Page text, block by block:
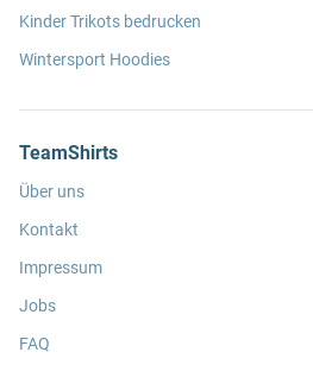
Kinder Trikots bedrucken
Wintersport Hoodies
TeamShirts
Über uns
Kontakt
Impressum
Jobs
FAQ